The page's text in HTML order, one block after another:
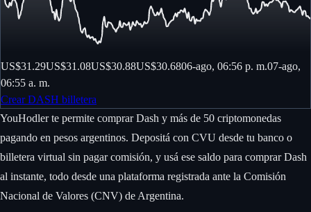
US$31.29US$31.08US$30.88US$30.6806-ago, 06:56 p. m.07-ago,
06:55 a. m.
Crear DASH billetera
YouHodler te permite comprar Dash y más de 50 criptomonedas
pagando en pesos argentinos. Depositá con CVU desde tu banco o
billetera virtual sin pagar comisión, y usá ese saldo para comprar Dash
al instante, todo desde una plataforma registrada ante la Comisión
Nacional de Valores (CNV) de Argentina.